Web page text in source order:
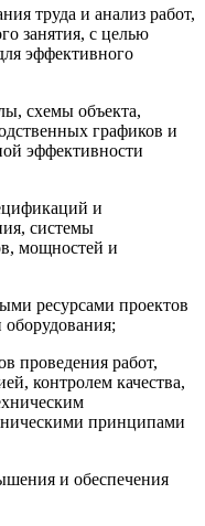
труда и анализ работ,
занятия, с целью
эффективного
схемы объекта,
графиков и
эффективности
и
системы
мощностей и
ресурсами проектов
оборудования;
проведения работ,
контролем качества,
принципами
и обеспечения